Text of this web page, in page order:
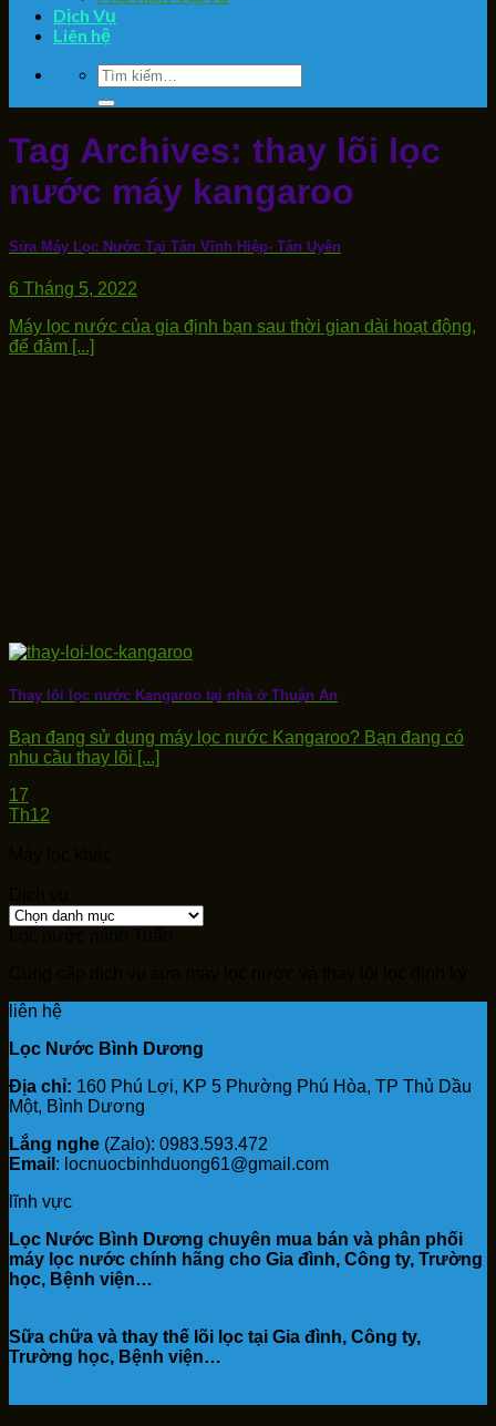
Dịch Vụ
Liên hệ
Tìm
kiếm:
Tag Archives: thay lõi lọc
nước máy kangaroo
Sửa Máy Lọc Nước Tại Tân Vĩnh Hiệp- Tân Uyên
6 Tháng 5, 2022
Máy lọc nước của gia định bạn sau thời gian dài hoạt động,
để đảm [...]
Thay lõi lọc nước Kangaroo tại nhà ở Thuận An
Bạn đang sử dụng máy lọc nước Kangaroo? Bạn đang có
nhu cầu thay lõi [...]
17
Th12
Dịch
liên hệ
Lọc Nước Bình Dương
Địa chỉ: 160 Phú Lợi, KP 5 Phường Phú Hòa, TP Thủ Dầu
Một, Bình Dương
Lắng nghe (Zalo): 0983.593.472
Email : locnuocbinhduong61@gmail.com
lĩnh vực
Lọc Nước Bình Dương chuyên mua bán và phân phối
máy lọc nước chính hãng cho Gia đình, Công ty, Trường
học, Bệnh viện…
Sữa chữa và thay thế lõi lọc tại Gia đình, Công ty,
Trường học, Bệnh viện…